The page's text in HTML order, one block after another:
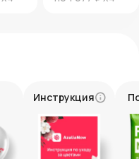
Инструкция